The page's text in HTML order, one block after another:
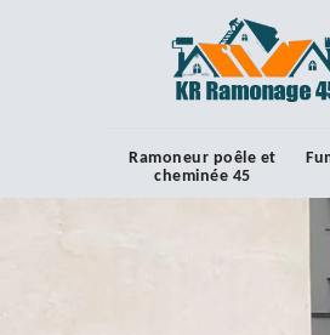
Ramoneur poêle et
cheminée 45